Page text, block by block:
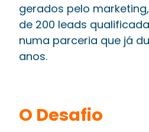
gerados pelo
de 200 leads
numa parceria que já
anos.
O Desafio